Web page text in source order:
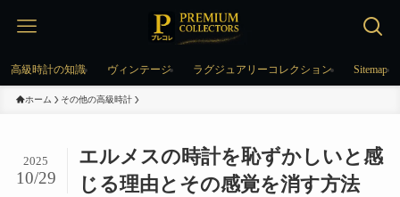
高級時計の知識 ヴィンテージ ラグジュアリーコレクション Sitemap
ホーム その他の高級時計
エルメスの時計を恥ずかしいと感
じる理由とその感覚を消す方法
2025
10/29